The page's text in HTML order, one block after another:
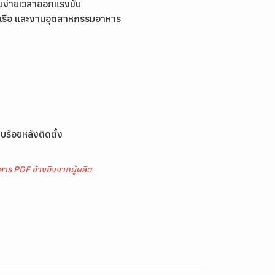
ายเวลาออกแรงขัน
อ และงานอุตสาหกรรมอาหาร
ร้อยหลังติดตั้ง
าร PDF อ้างอิงจากผู้ผลิต